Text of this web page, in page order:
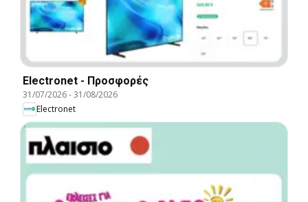
Electronet - Προσφορές
31/07/2026-31/08/2026
Electronet